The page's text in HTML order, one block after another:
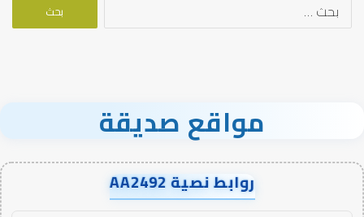
مواقع صديقة
روابط نصية AA2492